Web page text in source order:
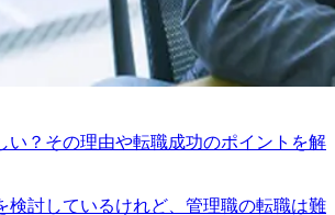
い？その理由や転職成功のポイントを解
検討しているけれど、管理職の転職は難